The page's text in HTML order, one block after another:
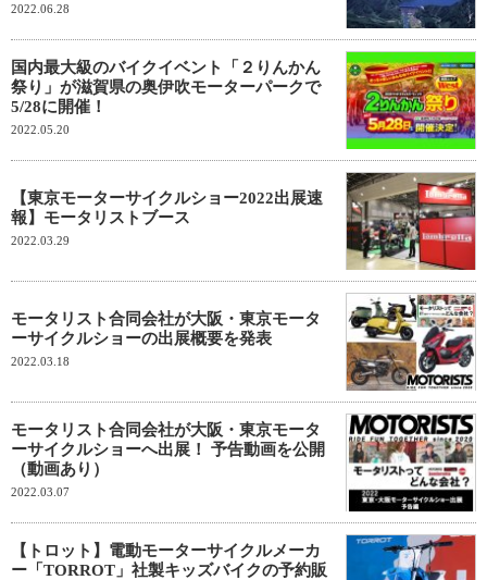
2022.06.28
国内最大級のバイクイベント「２りんかん
祭り」が滋賀県の奥伊吹モーターパークで
5/28に開催！
2022.05.20
【東京モーターサイクルショー2022出展速
報】モータリストブース
2022.03.29
モータリスト合同会社が大阪・東京モータ
ーサイクルショーの出展概要を発表
2022.03.18
モータリスト合同会社が大阪・東京モータ
ーサイクルショーへ出展！ 予告動画を公開
（動画あり）
2022.03.07
【トロット】電動モーターサイクルメーカ
ー「TORROT」社製キッズバイクの予約販